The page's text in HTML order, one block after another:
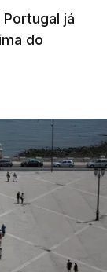
prevista os
decidiu
alunos que
já
do